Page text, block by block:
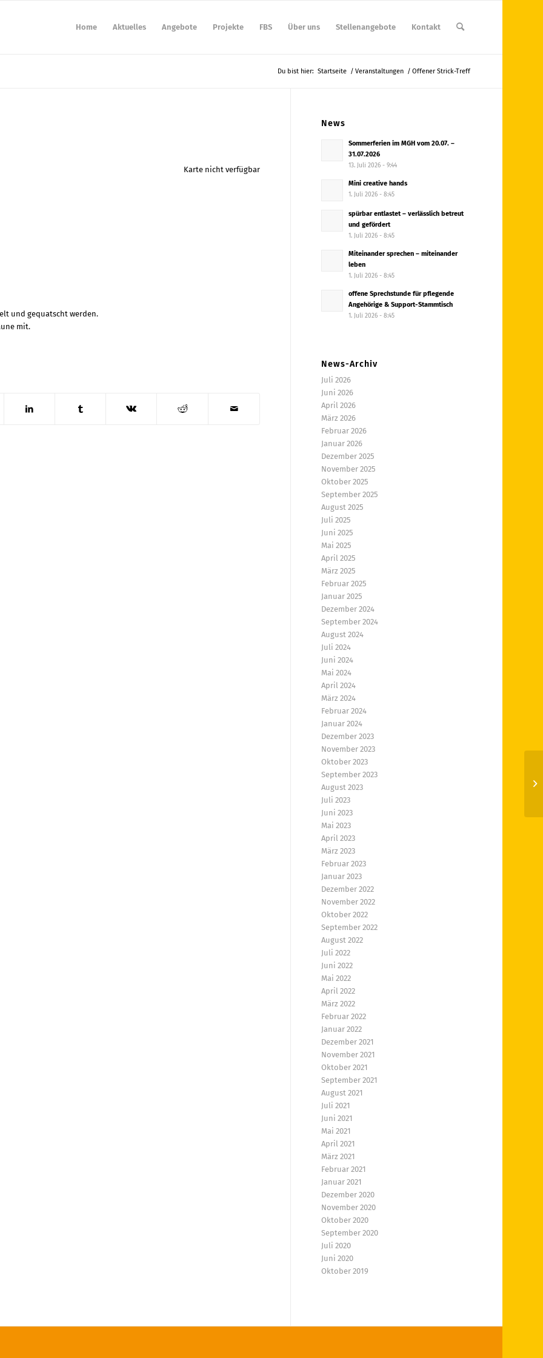
Home Aktuelles Angebote Projekte FBS Über uns Stellenangebote Kontakt
Du bist hier: Startseite / Veranstaltungen / Offener Strick-Treff
Karte nicht verfügbar
und gequatscht werden.
mit.
News
Sommerferien im MGH vom 20.07. –
31.07.2026
13. Juli 2026 - 9:44
Mini creative hands
1. Juli 2026 - 8:45
spürbar entlastet – verlässlich betreut
und gefördert
1. Juli 2026 - 8:45
Miteinander sprechen – miteinander
leben
1. Juli 2026 - 8:45
offene Sprechstunde für pflegende
Angehörige & Support-Stammtisch
1. Juli 2026 - 8:45
News-Archiv
Juli 2026
Juni 2026
April 2026
März 2026
Februar 2026
Januar 2026
Dezember 2025
November 2025
Oktober 2025
September 2025
August 2025
Juli 2025
Juni 2025
Mai 2025
April 2025
März 2025
Februar 2025
Januar 2025
Dezember 2024
September 2024
August 2024
Juli 2024
Juni 2024
Mai 2024
April 2024
März 2024
Februar 2024
Januar 2024
Dezember 2023
November 2023
Oktober 2023
September 2023
August 2023
Juli 2023
Juni 2023
Mai 2023
April 2023
März 2023
Februar 2023
Januar 2023
Dezember 2022
November 2022
Oktober 2022
September 2022
August 2022
Juli 2022
Juni 2022
Mai 2022
April 2022
März 2022
Februar 2022
Januar 2022
Dezember 2021
November 2021
Oktober 2021
September 2021
August 2021
Juli 2021
Juni 2021
Mai 2021
April 2021
März 2021
Februar 2021
Januar 2021
Dezember 2020
November 2020
Oktober 2020
September 2020
Juli 2020
Juni 2020
Oktober 2019